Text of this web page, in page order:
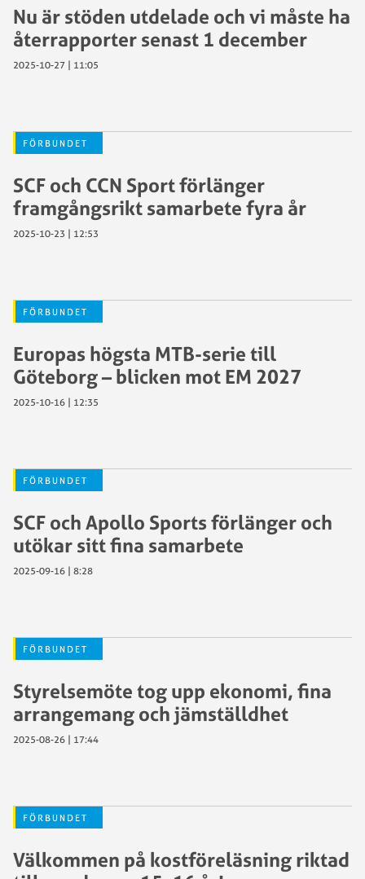
Nu är stöden utdelade och vi måste ha
återrapporter senast 1 december
2025-10-27 | 11:05
FÖRBUNDET
SCF och CCN Sport förlänger
framgångsrikt samarbete fyra år
2025-10-23 | 12:53
FÖRBUNDET
Europas högsta MTB-serie till
Göteborg – blicken mot EM 2027
2025-10-16 | 12:35
FÖRBUNDET
SCF och Apollo Sports förlänger och
utökar sitt fina samarbete
2025-09-16 | 8:28
FÖRBUNDET
Styrelsemöte tog upp ekonomi, fina
arrangemang och jämställdhet
2025-08-26 | 17:44
FÖRBUNDET
Välkommen på kostföreläsning riktad